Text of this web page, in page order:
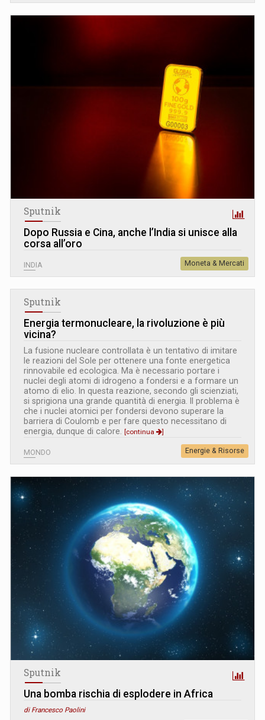
Sputnik
Dopo Russia e Cina, anche l’India si unisce alla
corsa all’oro
INDIA Moneta & Mercati
Sputnik
Energia termonucleare, la rivoluzione è più
vicina?
La fusione nucleare controllata è un tentativo di imitare
le reazioni del Sole per ottenere una fonte energetica
rinnovabile ed ecologica. Ma è necessario portare i
nuclei degli atomi di idrogeno a fondersi e a formare un
atomo di elio. In questa reazione, secondo gli scienziati,
si sprigiona una grande quantità di energia. Il problema è
che i nuclei atomici per fondersi devono superare la
barriera di Coulomb e per fare questo necessitano di
energia, dunque di calore.
[continua ]
MONDO Energie & Risorse
Sputnik
Una bomba rischia di esplodere in Africa
di Francesco Paolini